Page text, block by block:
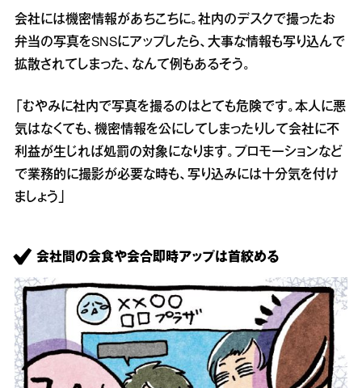
会社には機密情報があちこちに。社内のデスクで撮ったお
弁当の写真をSNSにアップしたら、大事な情報も写り込んで
拡散されてしまった、なんて例もあるそう。
「むやみに社内で写真を撮るのはとても危険です。本人に悪
気はなくても、機密情報を公にしてしまったりして会社に不
利益が生じれば処罰の対象になります。プロモーションなど
で業務的に撮影が必要な時も、写り込みには十分気を付け
ましょう」
会社間の会食や会合即時アップは首絞める